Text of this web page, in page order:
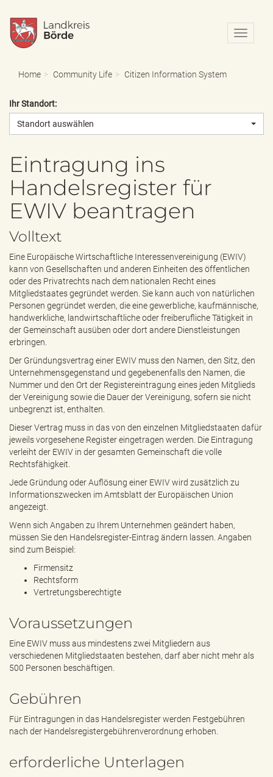
N
a
o
b
l
n
d
e
Home Community Life Citizen Information System
Ihr Standort:
Standort auswählen
Eintragung ins
Handelsregister für
EWIV beantragen
Volltext
Eine Europäische Wirtschaftliche Interessenvereinigung (EWIV)
kann von Gesellschaften und anderen Einheiten des öffentlichen
oder des Privatrechts nach dem nationalen Recht eines
Mitgliedstaates gegründet werden. Sie kann auch von natürlichen
Personen gegründet werden, die eine gewerbliche, kaufmännische,
handwerkliche, landwirtschaftliche oder freiberufliche Tätigkeit in
der Gemeinschaft ausüben oder dort andere Dienstleistungen
erbringen.
Der Gründungsvertrag einer EWIV muss den Namen, den Sitz, den
Unternehmensgegenstand und gegebenenfalls den Namen, die
Nummer und den Ort der Registereintragung eines jeden Mitglieds
der Vereinigung sowie die Dauer der Vereinigung, sofern sie nicht
unbegrenzt ist, enthalten.
Dieser Vertrag muss in das von den einzelnen Mitgliedstaaten dafür
jeweils vorgesehene Register eingetragen werden. Die Eintragung
verleiht der EWIV in der gesamten Gemeinschaft die volle
Rechtsfähigkeit.
Jede Gründung oder Auflösung einer EWIV wird zusätzlich zu
Informationszwecken im Amtsblatt der Europäischen Union
angezeigt.
Wenn sich Angaben zu Ihrem Unternehmen geändert haben,
müssen Sie den Handelsregister-Eintrag ändern lassen. Angaben
sind zum Beispiel:
Firmensitz
Rechtsform
Vertretungsberechtigte
Voraussetzungen
Eine EWIV muss aus mindestens zwei Mitgliedern aus
verschiedenen Mitgliedstaaten bestehen, darf aber nicht mehr als
500 Personen beschäftigen.
Gebühren
Für Eintragungen in das Handelsregister werden Festgebühren
nach der Handelsregistergebührenverordnung erhoben.
erforderliche Unterlagen